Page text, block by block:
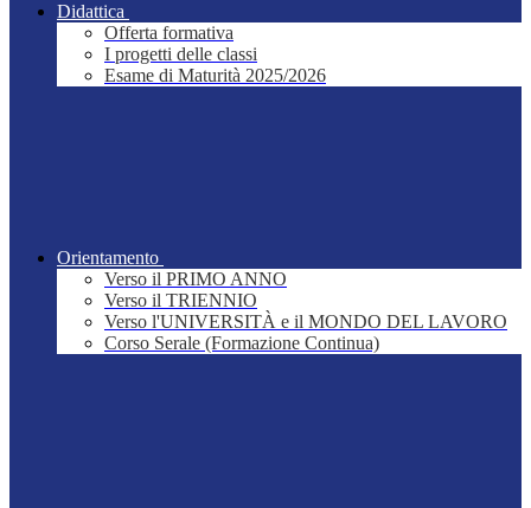
Didattica
Offerta formativa
I progetti delle classi
Esame di Maturità 2025/2026
Orientamento
Verso il PRIMO ANNO
Verso il TRIENNIO
Verso l'UNIVERSITÀ e il MONDO DEL LAVORO
Corso Serale (Formazione Continua)